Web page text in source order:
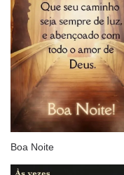
Boa Noite